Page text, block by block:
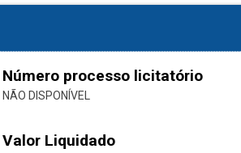
Número processo licitatório
NÃO DISPONÍVEL
Valor Liquidado